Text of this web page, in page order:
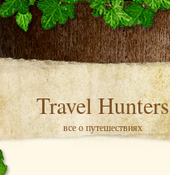
Travel Hunters
все о путешествиях